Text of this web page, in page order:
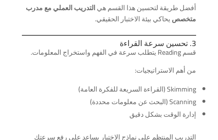
أفضل طريقة لتحسين هذا القسم هيالتدريب العملي مع مدرب
متخصصيحاكي بيئة الاختبار الحقيقي.
3. تحسين سرعة القراءة
قسم Reading يتطلب سرعة في الفهم واستخراج المعلومات.
من أهم الاستراتيجيات:
Skimming (القراءة السريعة للفكرة العامة)
Scanning (البحث عن معلومات محددة)
إدارة الوقت بشكل دقيق
التدريب المنتظم على نماذج الاختبار يساعد على رفع سرعتك